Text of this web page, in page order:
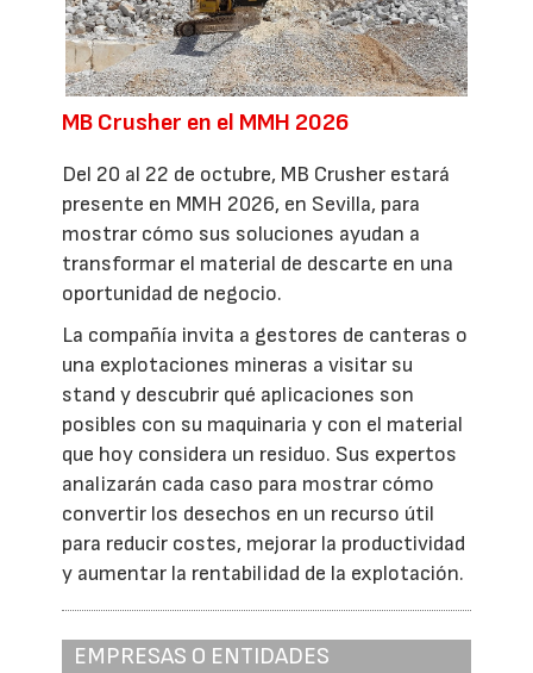
MB Crusher en el MMH 2026
Del 20 al 22 de octubre, MB Crusher estará
presente en MMH 2026, en Sevilla, para
mostrar cómo sus soluciones ayudan a
transformar el material de descarte en una
oportunidad de negocio.
La compañía invita a gestores de canteras o
una explotaciones mineras a visitar su
stand y descubrir qué aplicaciones son
posibles con su maquinaria y con el material
que hoy considera un residuo. Sus expertos
analizarán cada caso para mostrar cómo
convertir los desechos en un recurso útil
para reducir costes, mejorar la productividad
y aumentar la rentabilidad de la explotación.
EMPRESAS O ENTIDADES